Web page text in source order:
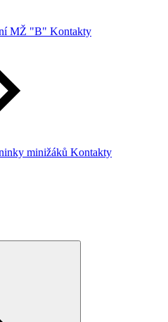
MŽ "B" Kontakty
minižáků Kontakty